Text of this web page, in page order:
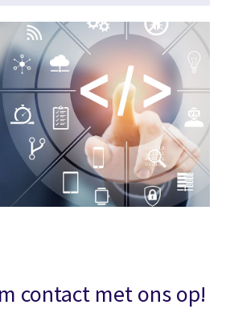
contact met ons op!